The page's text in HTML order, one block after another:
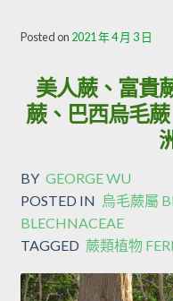
Posted on 2021 年 4 月 3 日
美人蕨、富貴
蕨、巴西烏毛
BY GEORGE WU
POSTED IN 烏毛蕨屬
BLECHNACEAE
TAGGED 蕨類植物